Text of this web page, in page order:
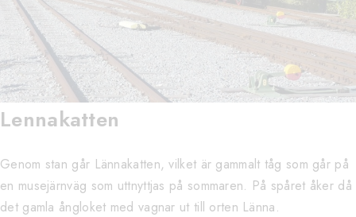
Lennakatten
Genom stan går Lännakatten, vilket är gammalt tåg som går på
en musejärnväg som uttnyttjas på sommaren. På spåret åker då
det gamla ångloket med vagnar ut till orten Länna.